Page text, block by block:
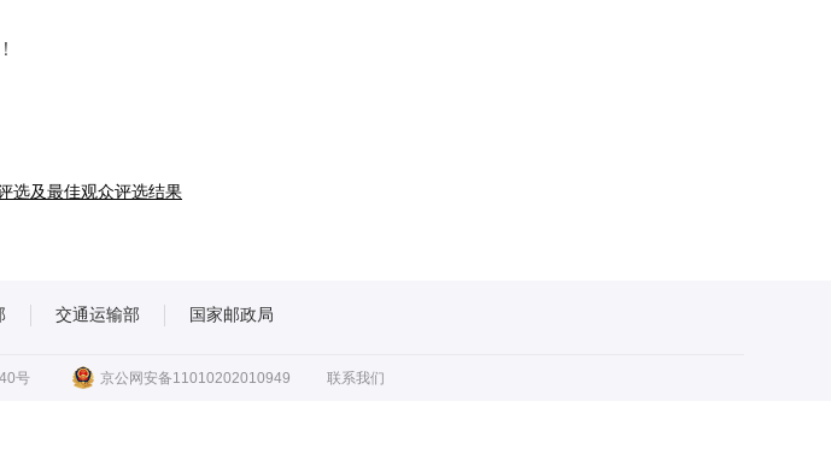
选及最佳观众评选结果
交通运输部 国家邮政局
号 京公网安备11010202010949 联系我们